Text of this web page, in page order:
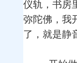
仪轨，书房
弥陀佛，我
了，就是静